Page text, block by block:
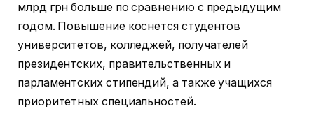
млрд грн больше по сравнению с предыдущим
годом. Повышение коснется студентов
университетов, колледжей, получателей
президентских, правительственных и
парламентских стипендий, а также учащихся
приоритетных специальностей.